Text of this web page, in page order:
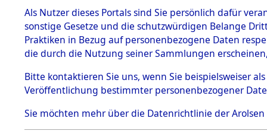
mente
5. Verschiedenes
5.3
Todesmärsche
5.3.1 Alliierte
Erhebungen
zu
Todesmärsch
en
5.3.2
Als Nutzer dieses Portals sind Sie persönlich dafür
sonstige Gesetze und die schutzwürdigen Belange
Praktiken in Bezug auf personenbezogene Daten
die durch die Nutzung seiner Sammlungen
Bitte kontaktieren Sie uns, wenn Sie beispielsweiser
Veröffentlichung bestimmter personenbezogener
Sie möchten mehr über die Datenrichtlinie der Arolsen